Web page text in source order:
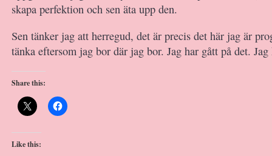
skapa perfektion och sen äta upp den.
Sen tänker jag att herregud, det är precis det här jag är
tänka eftersom jag bor där jag bor. Jag har gått på det.
Share this:
Like this: